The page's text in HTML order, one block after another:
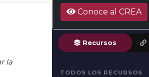
la
Conoce al CREA
Recursos
TODOS LOS RECURSOS